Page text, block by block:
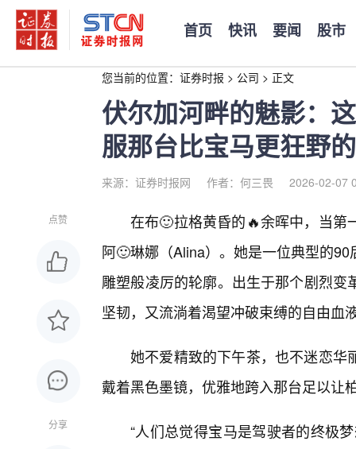
首页 快讯 要闻 股市
您当前的位置： 证券时报 > 公司 > 正文
伏尔加河畔的魅影：
服那台比宝马更狂野
来源：证券时报网 作者：何三畏 2026-02-07
点赞
分享
在布🙂拉格黄昏的🔥余晖中，当第
阿🙂琳娜（Alina）。她是一位典型的
雕塑般凌厉的轮廓。出生于那个剧烈
坚韧，又流淌着渴望冲破束缚的自由血
她不爱精致的下午茶，也不迷恋华
戴着黑色墨镜，优雅地跨入那台足以让
“人们总觉得宝马是驾驶者的终极